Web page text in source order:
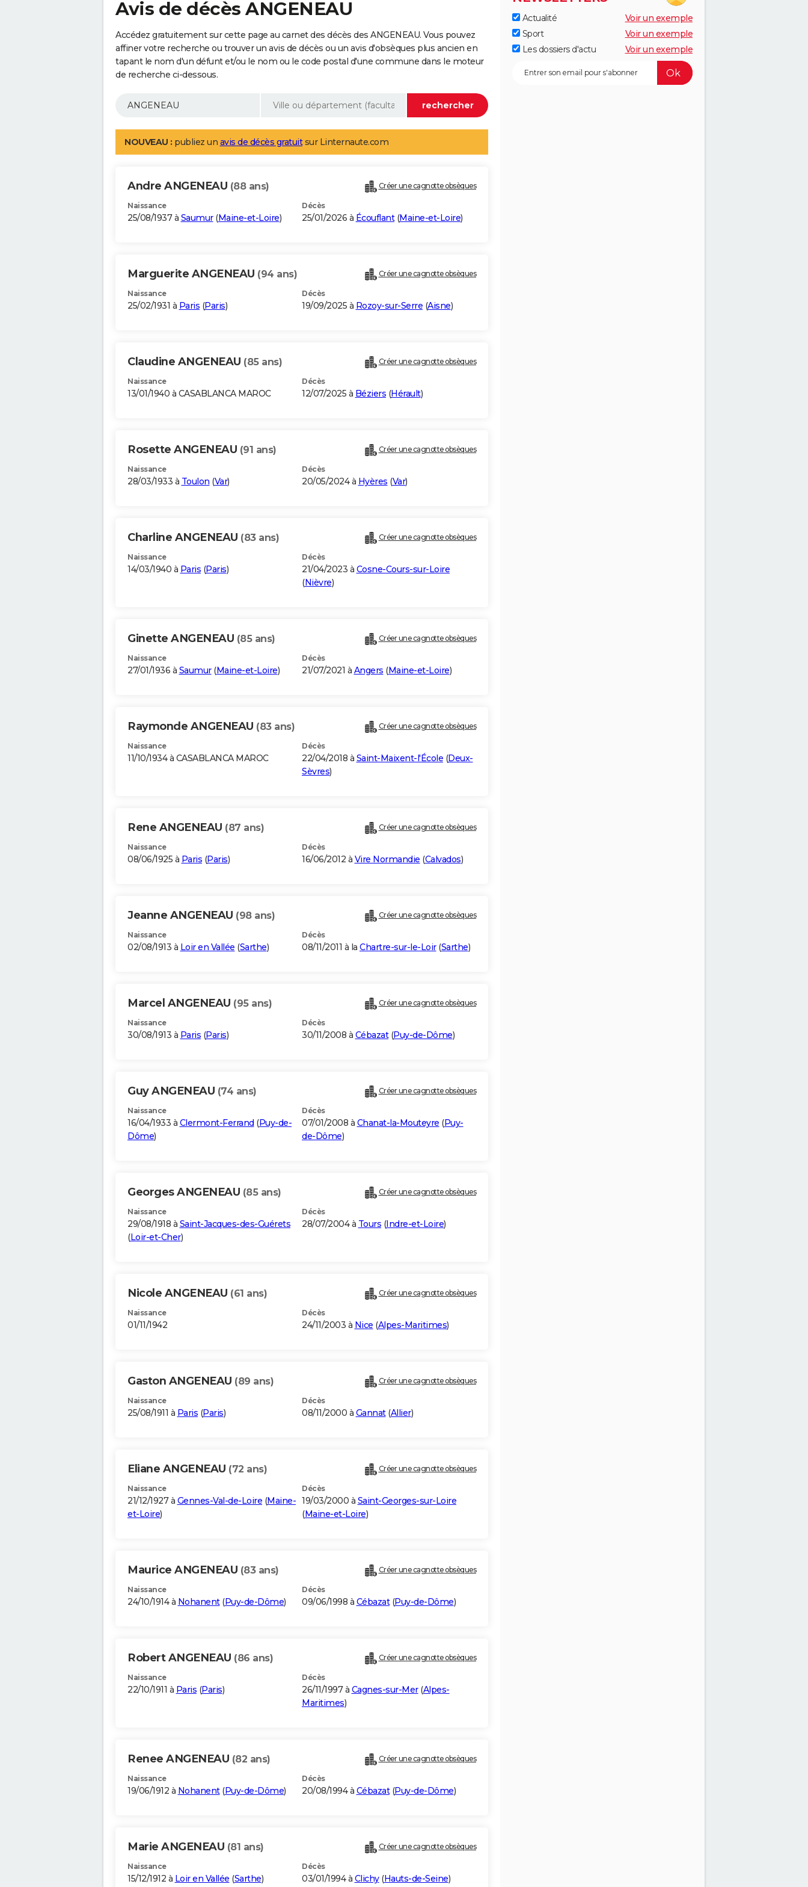
Avis de décès ANGENEAU
Accédez gratuitement sur cette page au carnet des décès des ANGENEAU. Vous pouvez
affiner votre recherche ou trouver un avis de décès ou un avis d'obsèques plus ancien en
tapant le nom d'un défunt et/ou le nom ou le code postal d'une commune dans le moteur
de recherche ci-dessous.
NOUVEAU : publiez un avis de décès gratuitsur Linternaute.com
Andre ANGENEAU (88 ans) Créer une cagnotte obsèques
Naissance
25/08/1937 à Saumur(Maine-et-Loire)
Décès
25/01/2026 à Écouflant(Maine-et-Loire)
Marguerite ANGENEAU (94 ans) Créer une cagnotte obsèques
Naissance
25/02/1931 à Paris (Paris)
Décès
19/09/2025 à Rozoy-sur-Serre (Aisne)
Claudine ANGENEAU (85 ans) Créer une cagnotte obsèques
Naissance
13/01/1940 à CASABLANCA MAROC
Décès
12/07/2025 à Béziers (Hérault)
Rosette ANGENEAU (91 ans) Créer une cagnotte obsèques
Naissance
28/03/1933 à Toulon (Var)
Décès
20/05/2024 à Hyères (Var)
Charline ANGENEAU (83 ans) Créer une cagnotte obsèques
Naissance
14/03/1940 à Paris (Paris)
Décès
21/04/2023 à Cosne-Cours-sur-Loire
(Nièvre)
Ginette ANGENEAU (85 ans) Créer une cagnotte obsèques
Naissance
27/01/1936 à Saumur(Maine-et-Loire)
Décès
21/07/2021 à Angers (Maine-et-Loire)
Raymonde ANGENEAU (83 ans) Créer une cagnotte obsèques
Naissance
11/10/1934 à CASABLANCA MAROC
Décès
22/04/2018 à Saint-Maixent-l'École (Deux-
Sèvres)
Rene ANGENEAU (87 ans) Créer une cagnotte obsèques
Naissance
08/06/1925 à Paris (Paris)
Décès
16/06/2012 à Vire Normandie (Calvados)
Jeanne ANGENEAU (98 ans) Créer une cagnotte obsèques
Naissance
02/08/1913 à Loir en Vallée (Sarthe)
Décès
08/11/2011 à la Chartre-sur-le-Loir(Sarthe)
Marcel ANGENEAU (95 ans) Créer une cagnotte obsèques
Naissance
30/08/1913 à Paris (Paris)
Décès
30/11/2008 à Cébazat(Puy-de-Dôme)
Guy ANGENEAU (74 ans) Créer une cagnotte obsèques
Naissance
16/04/1933 à Clermont-Ferrand (Puy-de-
Dôme)
Décès
07/01/2008 à Chanat-la-Mouteyre (Puy-
de-Dôme)
Georges ANGENEAU (85 ans) Créer une cagnotte obsèques
Naissance
29/08/1918 à Saint-Jacques-des-Guérets
(Loir-et-Cher)
Décès
28/07/2004 à Tours (Indre-et-Loire)
Nicole ANGENEAU (61 ans) Créer une cagnotte obsèques
Naissance
01/11/1942
Décès
24/11/2003 à Nice (Alpes-Maritimes)
Gaston ANGENEAU (89 ans) Créer une cagnotte obsèques
Naissance
25/08/1911 à Paris (Paris)
Décès
08/11/2000 à Gannat(Allier)
Eliane ANGENEAU (72 ans) Créer une cagnotte obsèques
Naissance
21/12/1927 à Gennes-Val-de-Loire (Maine-
et-Loire)
Décès
19/03/2000 à Saint-Georges-sur-Loire
(Maine-et-Loire)
Maurice ANGENEAU (83 ans) Créer une cagnotte obsèques
Naissance
24/10/1914 à Nohanent(Puy-de-Dôme)
Décès
09/06/1998 à Cébazat(Puy-de-Dôme)
Robert ANGENEAU (86 ans) Créer une cagnotte obsèques
Naissance
22/10/1911 à Paris (Paris)
Décès
26/11/1997 à Cagnes-sur-Mer(Alpes-
Maritimes)
Renee ANGENEAU (82 ans) Créer une cagnotte obsèques
Naissance
19/06/1912 à Nohanent(Puy-de-Dôme)
Décès
20/08/1994 à Cébazat(Puy-de-Dôme)
Marie ANGENEAU (81 ans) Créer une cagnotte obsèques
Naissance
15/12/1912 à Loir en Vallée (Sarthe)
Décès
03/01/1994 à Clichy(Hauts-de-Seine)
Actualité
Voir un exemple
Sport
Voir un exemple
Les dossiers d'actu
Voir un exemple